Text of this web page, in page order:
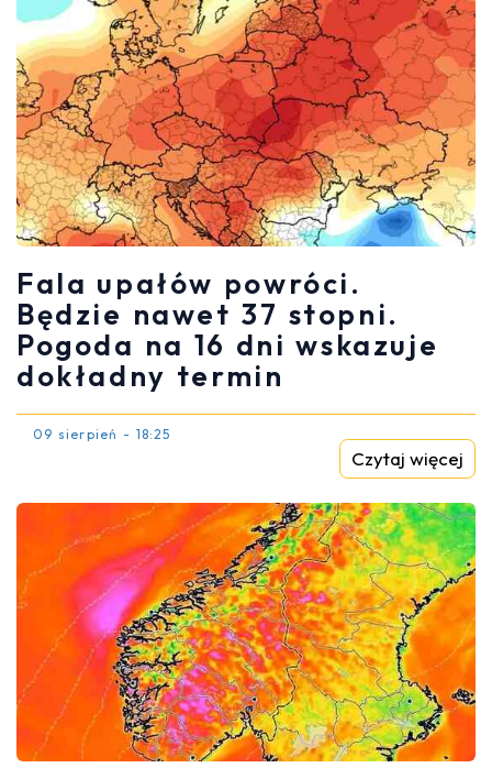
Fala upałów powróci.
Będzie nawet 37 stopni.
Pogoda na 16 dni wskazuje
dokładny termin
09 sierpień - 18:25
Czytaj więcej